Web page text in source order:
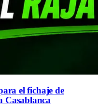
el fichaje de
Casablanca